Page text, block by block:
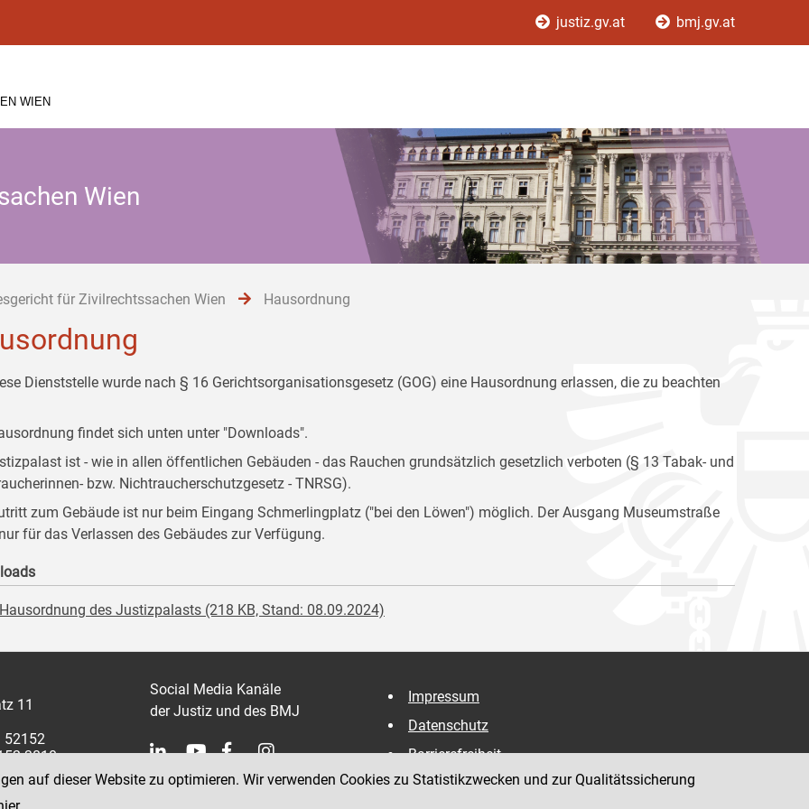
justiz.gv.at bmj.gv.at
WIEN
Wien
für Zivilrechtssachen Wien Hausordnung
Dienststelle wurde nach § 16 Gerichtsorganisationsgesetz (GOG) eine Hausordnung erlassen, die zu beachten
findet sich unten unter "Downloads".
ist - wie in allen öffentlichen Gebäuden - das Rauchen grundsätzlich gesetzlich verboten (§ 13 Tabak- und
bzw. Nichtraucherschutzgesetz - TNRSG).
zum Gebäude ist nur beim Eingang Schmerlingplatz ("bei den Löwen") möglich. Der Ausgang Museumstraße
für das Verlassen des Gebäudes zur Verfügung.
Hausordnung des Justizpalasts (218 KB, Stand: 08.09.2024)
11
52152
3810
Social Media Kanäle
der Justiz und des BMJ
Impressum
Datenschutz
Barrierefreiheit
Hinweisgeber:innenplattform (für Mitarbeiter:innen)
auf dieser Website zu optimieren. Wir verwenden Cookies zu Statistikzwecken und zur Qualitätssicherung